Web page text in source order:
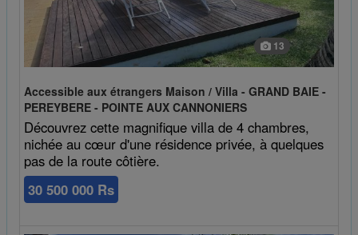
13
Accessible aux étrangers Maison / Villa - GRAND BAIE -
PEREYBERE - POINTE AUX CANNONIERS
Découvrez cette magnifique villa de 4 chambres,
nichée au cœur d'une résidence privée, à quelques
pas de la route côtière.
30 500 000 Rs